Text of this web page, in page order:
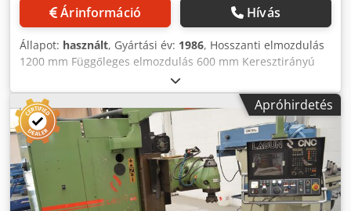
Árinformáció Hívás
Állapot: használt, Gyártási év: 1986, Hosszanti elmozdulás
1200 mm Függőleges elmozdulás 600 mm Keresztirányú
elmozdulás 450 mm Asztalméret 1500 x 600 mm Max.
asztalterhelés 2 t Orsókúp ISO 50 Orsómotor 15 kW
Fordulatszám 6 - 4000 ford/perc Előtolás 2 - 2500 mm/perc
Gyorsjárat 10 m/perc Feszültség 400 V Csdpexukppofx
Adworf CNC ágymarógép vízszintesről függőlegesre
billenthető orsóval. Vezérlés: Heidenhain TNC 155. A gép
rendelkezik vízszintes negyedik tengellyel.
Apróhirdetés